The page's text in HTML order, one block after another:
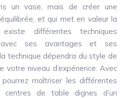
un vase, mais de créer une
et qui met en valeur la
différentes techniques
avec ses avantages et ses
technique dépendra du style de
niveau d’expérience. Avec
maîtriser les différentes
de table dignes d’un